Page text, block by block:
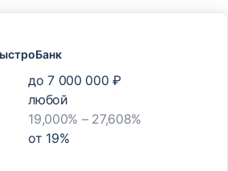
до 7 000 000 ₽
любой
19,000% – 27,608%
от 19%